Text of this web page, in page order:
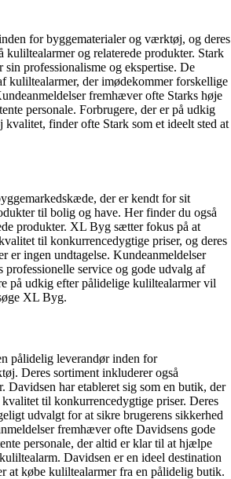
for byggematerialer og værktøj, og deres
kuliltealarmer og relaterede produkter. Stark
professionalisme og ekspertise. De
kuliltealarmer, der imødekommer forskellige
fremhæver ofte Starks høje
personale. Forbrugere, der er på udkig
finder ofte Stark som et ideelt sted at
der er kendt for sit
til bolig og have. Her finder du også
produkter. XL Byg sætter fokus på at
til konkurrencedygtige priser, og deres
er ingen undtagelse. Kundeanmeldelser
service og gode udvalg af
på udkig efter pålidelige kuliltealarmer vil
XL Byg.
pålidelig leverandør inden for
Deres sortiment inkluderer også
Davidsen har etableret sig som en butik, der
til konkurrencedygtige priser. Deres
udvalgt for at sikre brugerens sikkerhed
fremhæver ofte Davidsens gode
personale, der altid er klar til at hjælpe
Davidsen er en ideel destination
at købe kuliltealarmer fra en pålidelig butik.